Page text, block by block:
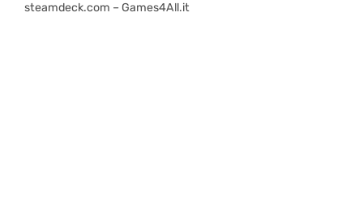
steamdeck.com – Games4All.it